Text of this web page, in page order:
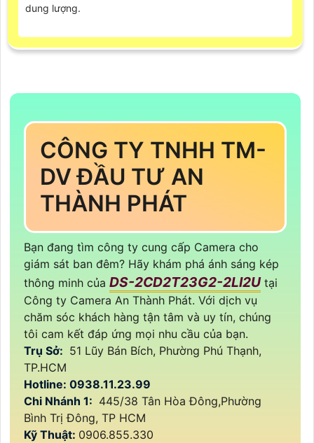
dung lượng.
CÔNG TY TNHH TM-
DV ĐẦU TƯ AN
THÀNH PHÁT
Bạn đang tìm công ty cung cấp Camera cho
giám sát ban đêm? Hãy khám phá ánh sáng kép
thông minh của DS-2CD2T23G2-2LI2Utại
Công ty Camera An Thành Phát. Với dịch vụ
chăm sóc khách hàng tận tâm và uy tín, chúng
tôi cam kết đáp ứng mọi nhu cầu của bạn.
Trụ Sở: 51 Lũy Bán Bích, Phường Phú Thạnh,
TP.HCM
Hotline: 0938.11.23.99
Chi Nhánh 1: 445/38 Tân Hòa Đông,Phường
Bình Trị Đông, TP HCM
Kỹ Thuật: 0906.855.330